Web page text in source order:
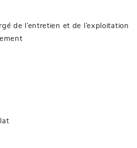
de l’entretien et de l’exploitation